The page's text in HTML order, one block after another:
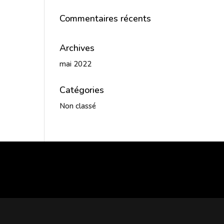
Commentaires récents
Archives
mai 2022
Catégories
Non classé